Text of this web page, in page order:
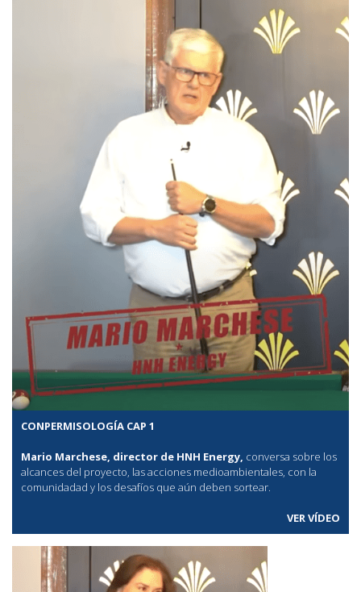
CONPERMISOLOGÍA CAP 1
Mario Marchese, director de HNH Energy, conversa sobre los
alcances del proyecto, las acciones medioambientales, con la
comunidadad y los desafíos que aún deben sortear.
VER VÍDEO